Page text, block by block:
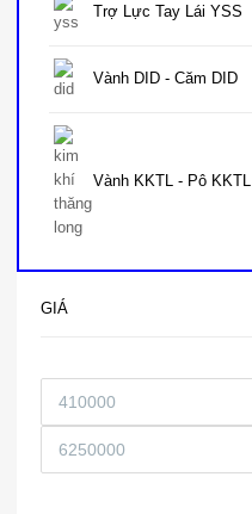
Trợ Lực Tay Lái YSS
Vành DID - Căm DID
Vành KKTL - Pô KKTL
GIÁ